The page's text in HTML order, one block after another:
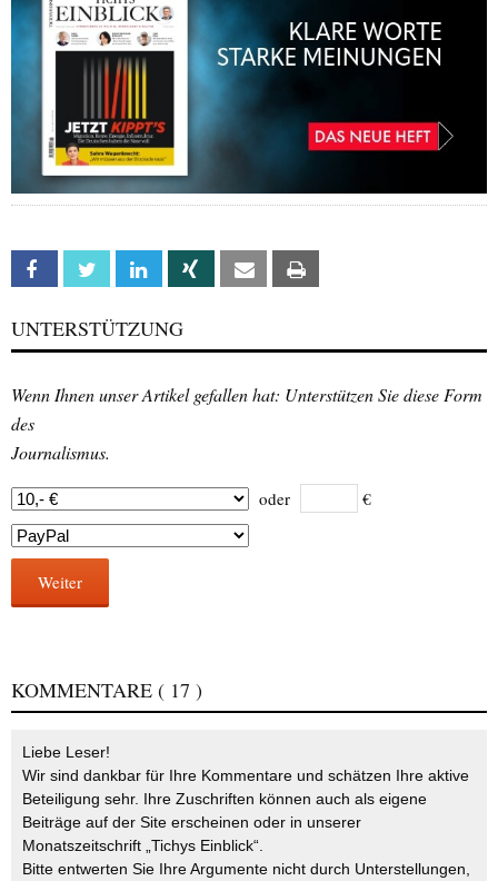
Facebook Twitter Linkedin Xing Email
UNTERSTÜTZUNG
Wenn Ihnen unser Artikel gefallen hat: Unterstützen Sie diese Form
des
Journalismus.
oder €
Weiter
KOMMENTARE ( 17 )
Liebe Leser!
Wir sind dankbar für Ihre Kommentare und schätzen Ihre aktive
Beteiligung sehr. Ihre Zuschriften können auch als eigene
Beiträge auf der Site erscheinen oder in unserer
Monatszeitschrift „Tichys Einblick“.
Bitte entwerten Sie Ihre Argumente nicht durch Unterstellungen,